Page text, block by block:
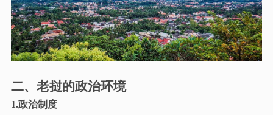
二、老挝的政治环境
1.政治制度